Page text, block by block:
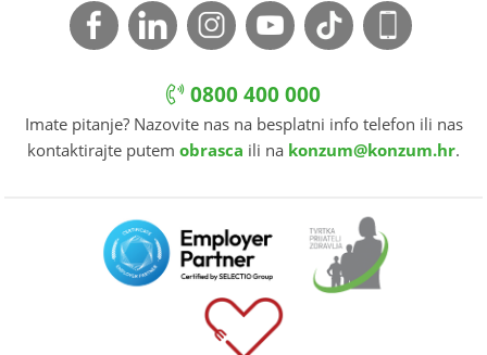
0800 400 000
Imate pitanje? Nazovite nas na besplatni info telefon ili nas
kontaktirajte putem obrasca ili na konzum@konzum.hr.